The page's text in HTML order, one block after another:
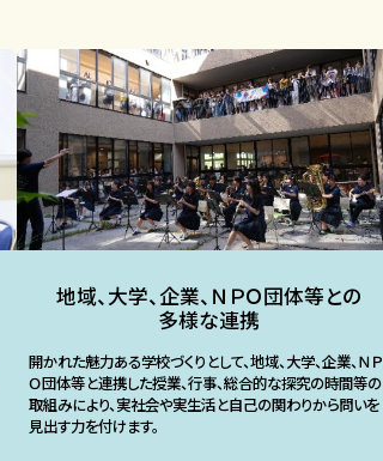
地域、大学、企業、ＮＰＯ団体等との
多様な連携
開かれた魅力ある学校づくりとして、地域、大学、企業、ＮＰ
Ｏ団体等と連携した授業、行事、総合的な探究の時間等の
取組みにより、実社会や実生活と自己の関わりから問いを
見出す力を付けます。